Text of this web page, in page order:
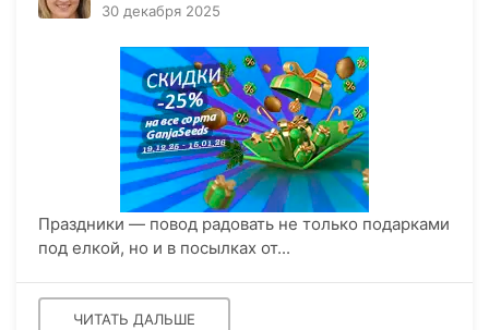
30 декабря 2025
Праздники — повод радовать не только подарками
под елкой, но и в посылках от...
ЧИТАТЬ ДАЛЬШЕ